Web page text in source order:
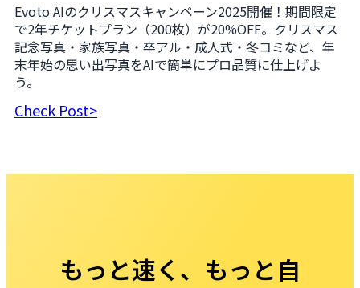
Evoto AIのクリスマスキャンペーン2025開催！期間限定
で2年チケットプラン（200枚）が20%OFF。クリスマス
記念写真・家族写真・卒アル・成人式・冬コミなど、年
末年始の思い出写真をAIで簡単にプロ品質に仕上げよ
う。
Check Post>
もっと速く、もっと自